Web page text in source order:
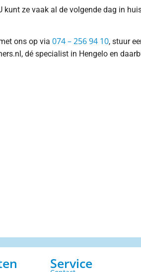
ze vaak al de volgende dag in
ons op via 074 – 256 94 10, stuur
dé specialist in Hengelo en
Service